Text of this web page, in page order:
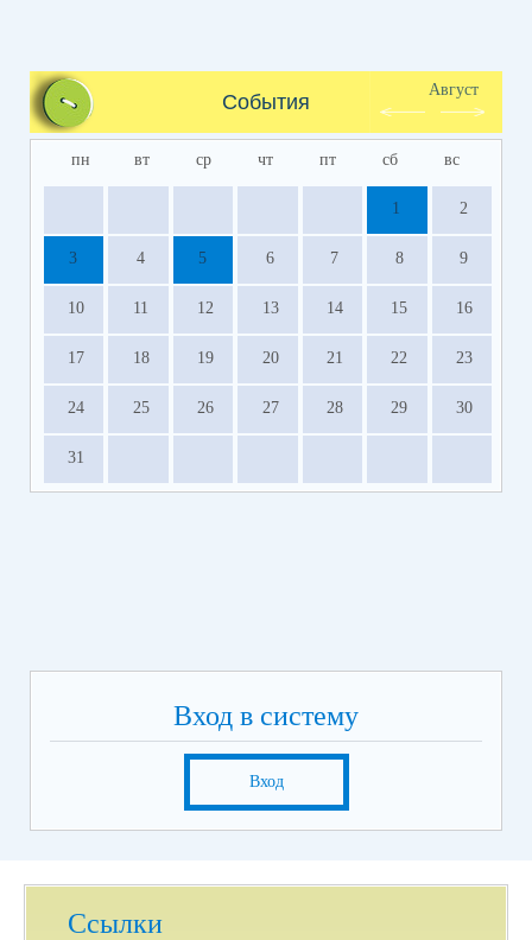
События
Август
пн вт ср чт пт сб вс
1 2
3 4 5 6 7 8 9
10 11 12 13 14 15 16
17 18 19 20 21 22 23
24 25 26 27 28 29 30
31
Вход в систему
Вход
Ссылки